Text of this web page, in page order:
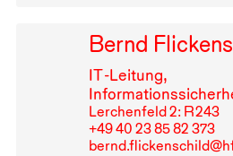
Bernd
IT-Leitung,
Lerchenfeld 2: R⁠ ⁠243
+49⁠ ⁠40⁠ ⁠23⁠ ⁠85⁠ ⁠82⁠ ⁠373